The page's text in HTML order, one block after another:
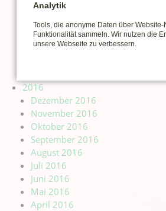
Oktober 2017
Juli 2017
März 2017
Februar 2017
2016
Dezember 2016
November 2016
Oktober 2016
September 2016
August 2016
Juli 2016
Juni 2016
Mai 2016
April 2016
Analytik
Tools, die anonyme Daten über
Funktionalität sammeln. Wir nutzen die
unsere Webseite zu verbessern.